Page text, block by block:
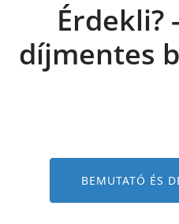
Érdekli?
díjmentes
BEMUTATÓ ÉS